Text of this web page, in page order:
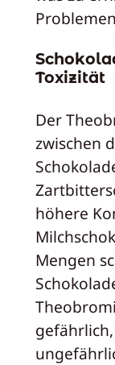
Toxizität
Der
zwischen
höhere
Mengen